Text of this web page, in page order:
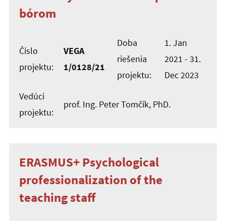
bórom
Číslo
projektu:
VEGA
1/0128/21
Doba
riešenia
projektu:
1. Jan
2021 - 31.
Dec 2023
Vedúci
projektu:
prof. Ing. Peter Tomčík, PhD.
ERASMUS+ Psychological
professionalization of the
teaching staff